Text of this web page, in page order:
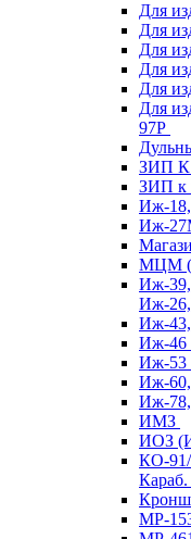
Для
Для
Для
Для
Для
Для
97Р
ЗИП К
ЗИП к
Иж-
Иж-
МЦМ
Иж-
Иж-
Иж-
Иж-46
Иж-53
Иж-
Иж-
ИМЗ
ИОЗ
КО-
МР-